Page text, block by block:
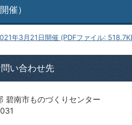
催）
年3月21日開催 (PDFファイル:
い合わせ先
碧南市ものづくりセンター